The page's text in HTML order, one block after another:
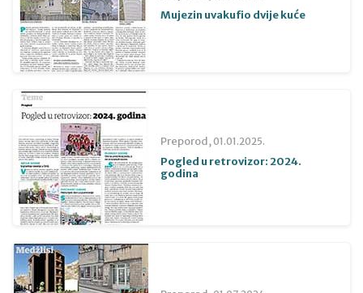
Mujezin uvakufio dvije kuće
Preporod,01.01.2025.
Pogled u retrovizor: 2024.
godina